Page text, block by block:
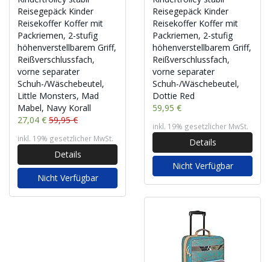
Reisegepäck Kinder
Reisekoffer Koffer mit
Packriemen, 2-stufig
höhenverstellbarem Griff,
Reißverschlussfach,
vorne separater
Schuh-/Wäschebeutel,
Little Monsters, Mad
Mabel, Navy Korall
27,04 € 59,95 €
inkl. 19% gesetzlicher MwSt.
Details
Nicht Verfügbar
Reisegepäck Kinder
Reisekoffer Koffer mit
Packriemen, 2-stufig
höhenverstellbarem Griff,
Reißverschlussfach,
vorne separater
Schuh-/Wäschebeutel,
Dottie Red
59,95 €
inkl. 19% gesetzlicher MwSt.
Details
Nicht Verfügbar